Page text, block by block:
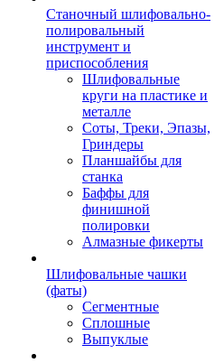
Станочный шлифовально-
полировальный
инструмент и
приспособления
Шлифовальные
круги на пластике и
металле
Соты, Треки, Эпазы,
Гриндеры
Планшайбы для
станка
Баффы для
финишной
полировки
Алмазные фикерты
Шлифовальные чашки
(фаты)
Сегментные
Сплошные
Выпуклые